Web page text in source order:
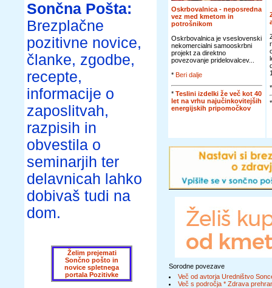
Sončna Pošta:
Brezplačne
pozitivne novice,
članke, zgodbe,
recepte,
informacije o
zaposlitvah,
razpisih in
obvestila o
seminarjih ter
delavnicah lahko
dobivaš tudi na
dom.
Želim prejemati
Sončno pošto in
novice spletnega
portala Pozitivke
Oskrbovalnica - neposredna
vez med kmetom in
potrošnikom
Oskrbovalnica je vseslovenski
nekomercialni samooskrbni
projekt za direktno
povezovanje pridelovalcev...
* Beri dalje
* Teslini izdelki že več kot 40
let na vrhu najučinkovitejših
energijskih pripomočkov
Sorodne povezave
Več od avtorja Uredništvo
Več s področja * Zdrava